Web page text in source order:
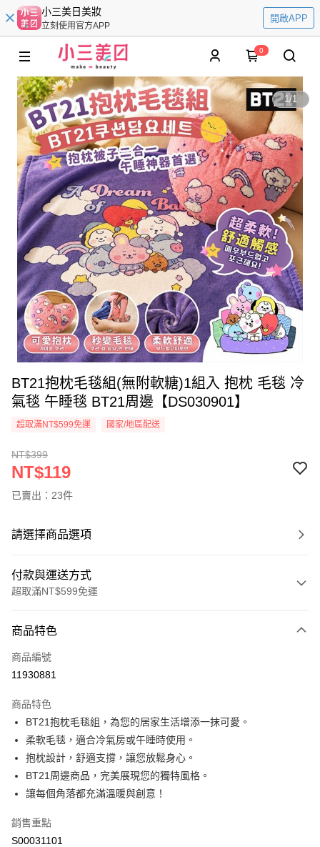
小三美日美妝
立刻使用官方APP
開啟APP
0
1/1
BT21抱枕毛毯組(無附軟糖)1組入 抱枕 毛毯 冷
氣毯 午睡毯 BT21周邊【DS030901】
超取滿NT$599免運 國家/地區配送
NT$399
NT$119
已賣出：23件
請選擇商品選項
付款與運送方式
超取滿NT$599免運
信用卡一次付款
超商取貨付款
Apple Pay
街口支付
全盈+PAY
ATM付款
商品特色
商品編號
11930881
商品特色
BT21抱枕毛毯組，為您的居家生活增添一抹可愛。
柔軟毛毯，適合冷氣房或午睡時使用。
抱枕設計，舒適支撐，讓您放鬆身心。
BT21周邊商品，完美展現您的獨特風格。
讓每個角落都充滿溫暖與創意！
銷售重點
S00031101